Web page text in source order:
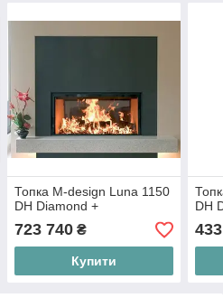
Топка M-design Luna 1150
DH Diamond +
723 740₴
Купити
DH